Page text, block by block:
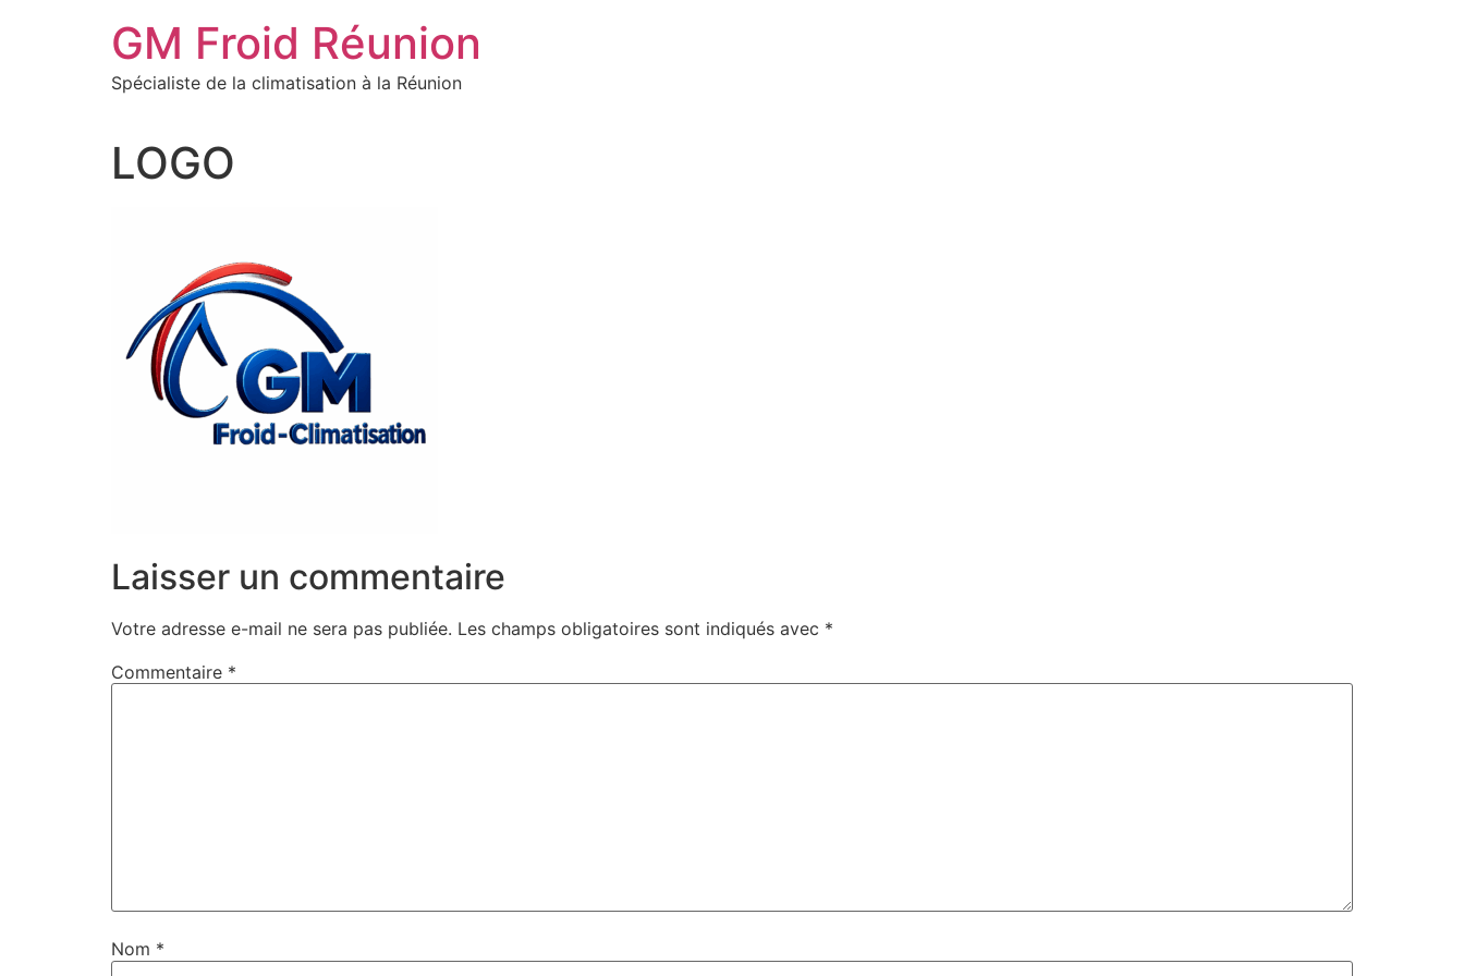
GM Froid Réunion
Spécialiste de la climatisation à la Réunion
LOGO
Laisser un commentaire
Votre adresse e-mail ne sera pas publiée. Les champs obligatoires sont indiqués avec *
Commentaire *
Nom *